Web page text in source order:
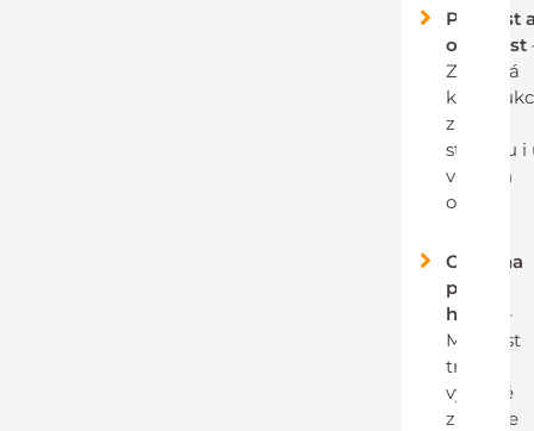
Pevnost
odolnost
Zesílená
zajistí
stabilitu i
velkých
oken.
Ochrana
proti
hluku
–
Možnost
trojskla
výrazně
zlepšuje